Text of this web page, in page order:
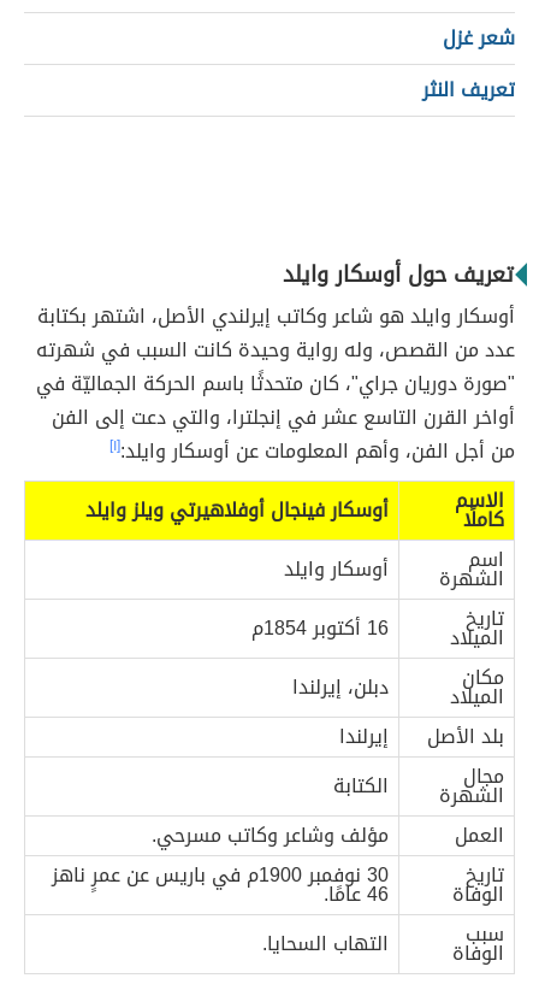
شعر غزل
تعريف النثر
تعريف حول أوسكار وايلد
أوسكار وايلد هو شاعر وكاتب إيرلندي الأصل، اشتهر بكتابة
عدد من القصص، وله رواية وحيدة كانت السبب في شهرته
"صورة دوريان جراي"، كان متحدثًا باسم الحركة الجماليّة في
أواخر القرن التاسع عشر في إنجلترا، والتي دعت إلى الفن
من أجل الفن، وأهم المعلومات عن أوسكار وايلد:[١]
الاسم
كاملًا
أوسكار فينجال أوفلاهيرتي ويلز وايلد
اسم
الشهرة
أوسكار وايلد
تاريخ
الميلاد
16 أكتوبر 1854م
مكان
الميلاد
دبلن، إيرلندا
بلد الأصل
إيرلندا
مجال
الشهرة
الكتابة
العمل
مؤلف وشاعر وكاتب مسرحي.
تاريخ
الوفاة
30 نوفمبر 1900م في باريس عن عمرٍ ناهز
46 عامًا.
سبب
الوفاة التهاب السحايا.